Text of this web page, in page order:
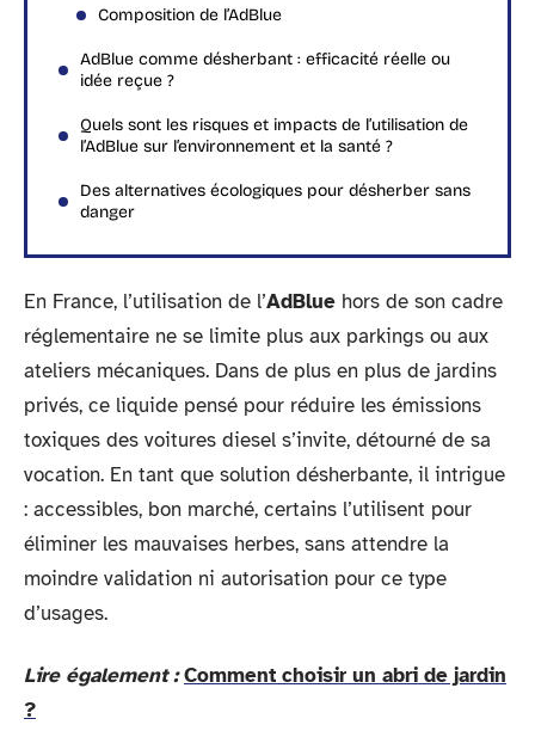
Composition de l’AdBlue
AdBlue comme désherbant : efficacité réelle ou
idée reçue ?
Quels sont les risques et impacts de l’utilisation de
l’AdBlue sur l’environnement et la santé ?
Des alternatives écologiques pour désherber sans
danger
En France, l’utilisation de l’AdBlue hors de son cadre
réglementaire ne se limite plus aux parkings ou aux
ateliers mécaniques. Dans de plus en plus de jardins
privés, ce liquide pensé pour réduire les émissions
toxiques des voitures diesel s’invite, détourné de sa
vocation. En tant que solution désherbante, il intrigue
: accessibles, bon marché, certains l’utilisent pour
éliminer les mauvaises herbes, sans attendre la
moindre validation ni autorisation pour ce type
d’usages.
Lire également : Comment choisir un abri de jardin
?